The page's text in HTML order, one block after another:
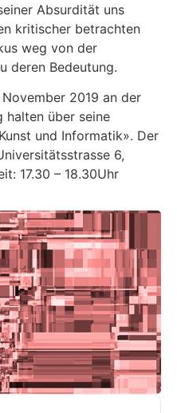
Absurdität uns
kritischer betrachten
weg von der
deren Bedeutung.
2019 an der
halten über seine
und Informatik». Der
6,
17.30 – 18.30Uhr